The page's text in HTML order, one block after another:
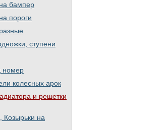
бампер
пороги
ступени
номер
колесных арок
и решетки
Козырьки на